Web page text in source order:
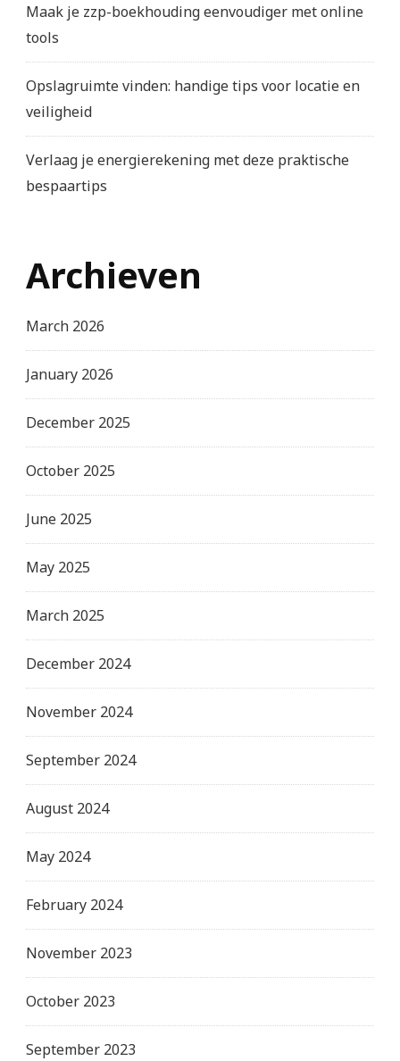
Maak je zzp-boekhouding eenvoudiger met online
tools
Opslagruimte vinden: handige tips voor locatie en
veiligheid
Verlaag je energierekening met deze praktische
bespaartips
Archieven
March 2026
January 2026
December 2025
October 2025
June 2025
May 2025
March 2025
December 2024
November 2024
September 2024
August 2024
May 2024
February 2024
November 2023
October 2023
September 2023